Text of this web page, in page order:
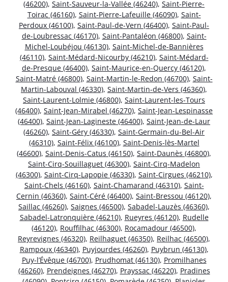
(46200), Saint-Sauveur-la-Vallée (46240), Saint-Pierre-
Toirac (46160), Saint-Pierre-Lafeuille (46090), Saint-
Perdoux (46100), Saint-Paul-de-Vern (46400), Saint-Paul-
de-Loubressac (46170), Saint-Pantaléon (46800), Saint-
Michel-Loubéjou (46130), Saint-Michel-de-Bannières
(46110), Saint-Médard-Nicourby (46210), Saint-Médard-
de-Presque (46400), Saint-Maurice-en-Quercy (46120),
Saint-Matré (46800), Saint-Martin-le-Redon (46700), Saint-
Martin-Labouval (46330), Saint-Martin-de-Vers (46360),
Saint-Laurent-Lolmie (46800), Saint-Laurent-les-Tours
(46400), Saint-Jean-Mirabel (46270), Saint-Jean-Lespinasse
(46400), Saint-Jean-Lagineste (46400), Saint-Jean-de-Laur
(46260), Saint-Géry (46330), Saint-Germain-du-Bel-Air
(46310), Saint-Félix (46100), Saint-Denis-lès-Martel
(46600), Saint-Denis-Catus (46150), Saint-Daunès (46800),
Saint-Cirq-Souillaguet (46300), Saint-Cirq-Madelon
(46300), Saint-Cirq-Lapopie (46330), Saint-Cirgues (46210),
Saint-Chels (46160), Saint-Chamarand (46310), Saint-
Cernin (46360), Saint-Céré (46400), Saint-Bressou (46120),
Saillac (46260), Saignes (46500), Sabadel-Lauzès (46360),
Sabadel-Latronquière (46210), Rueyres (46120), Rudelle
(46120), Rouffilhac (46300), Rocamadour (46500),
Reyrevignes (46320), Reilhaguet (46350), Reilhac (46500),
Rampoux (46340), Puyjourdes (46260), Puybrun (46130),
Puy-l’Évêque (46700), Prudhomat (46130), Promilhanes
(46260), Prendeignes (46270), Prayssac (46220), Pradines